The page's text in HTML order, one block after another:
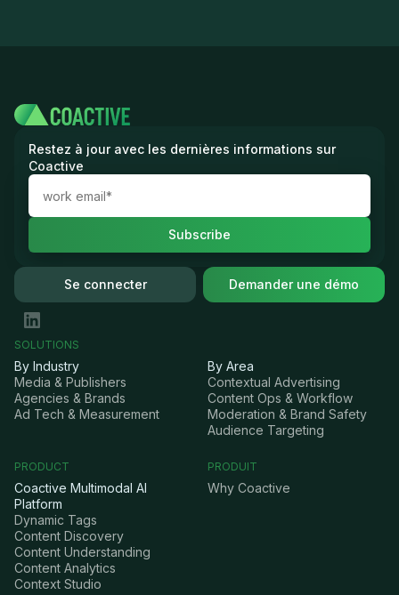
Restez à jour avec les dernières informations sur
Coactive
Se connecter Demander une démo
SOLUTIONS
By Industry
Media & Publishers
Agencies & Brands
Ad Tech & Measurement
By Area
Contextual Advertising
Content Ops & Workflow
Moderation & Brand Safety
Audience Targeting
PRODUCT
Coactive Multimodal AI
Platform
Dynamic Tags
Content Discovery
Content Understanding
Content Analytics
Context Studio
PRODUIT
Why Coactive